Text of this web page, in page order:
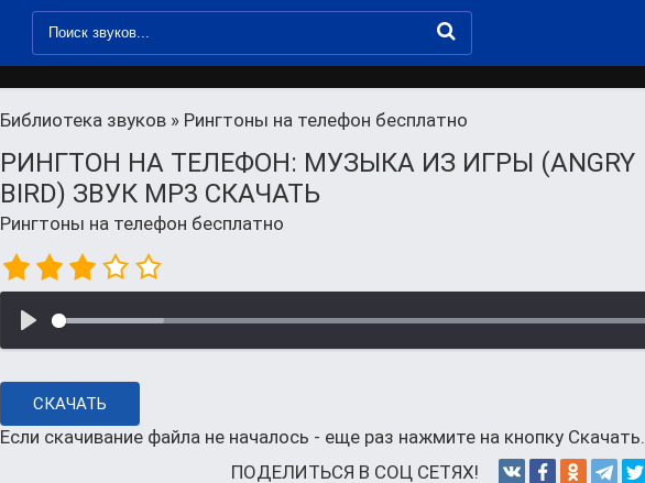
Библиотека звуков » Рингтоны на телефон бесплатно
РИНГТОН НА ТЕЛЕФОН: МУЗЫКА ИЗ ИГРЫ (ANGRY
BIRD) ЗВУК MP3 СКАЧАТЬ
Рингтоны на телефон бесплатно
СКАЧАТЬ
Если скачивание файла не началось - еще раз нажмите на кнопку Скачать.
ПОДЕЛИТЬСЯ В СОЦ СЕТЯХ!